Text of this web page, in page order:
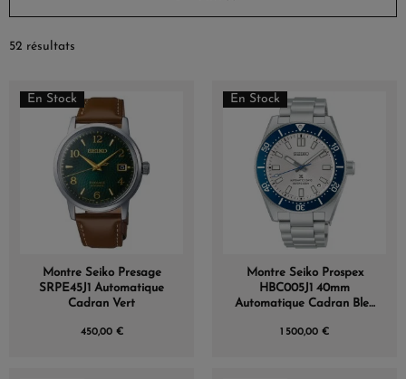
52 résultats
En Stock
Montre Seiko Presage
SRPE45J1 Automatique
Cadran Vert
450,00 €
En Stock
Montre Seiko Prospex
HBC005J1 40mm
Automatique Cadran Bleu
1 500,00 €